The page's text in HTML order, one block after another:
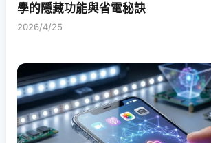
學的隱藏功能與省電秘訣
2026/4/25